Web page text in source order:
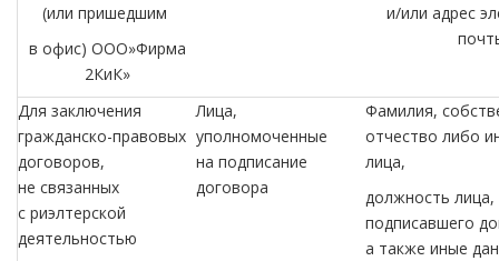
(или пришедшим
в офис) ООО»Фирма
2КиК»
и/или адрес
Для заключения
гражданско-правовых
договоров,
не связанных
с риэлтерской
деятельностью
Лица,
уполномоченные
на подписание
договора
Фамилия,
отчество либо
лица,
должность лица,
подписавшего
а также иные